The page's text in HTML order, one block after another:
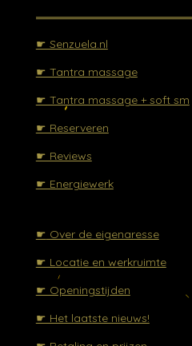
☛ Senzuela.nl
☛ Tantra massage
☛ Tantra massage + soft sm
☛ Reserveren
☛ Reviews
☛ Energiewerk
☛ Over de eigenaresse
☛ Locatie en werkruimte
☛ Openingstijden
☛ Het laatste nieuws!